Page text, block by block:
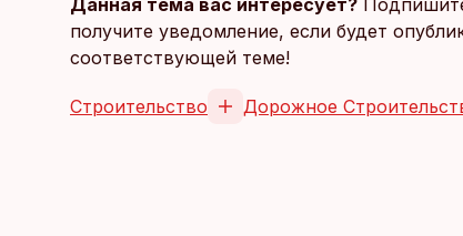
Данная тема вас интересует?
получите уведомление, если будет
соответствующей теме!
Строительство Дорожное